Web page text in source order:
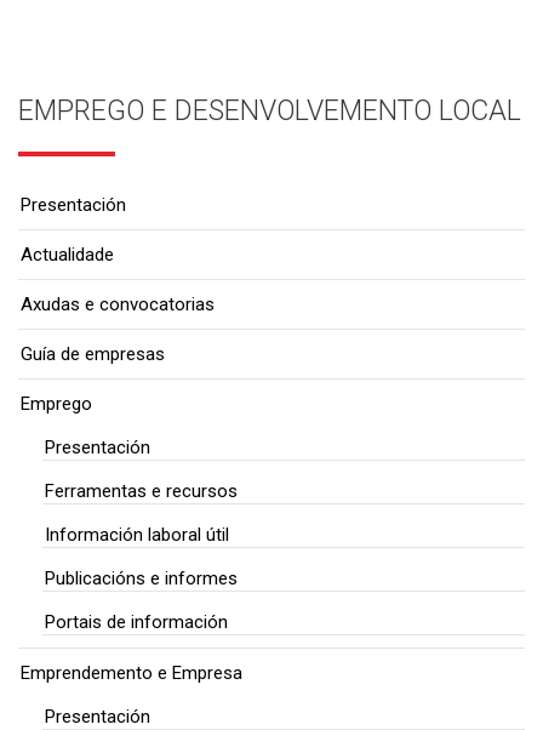
EMPREGO E DESENVOLVEMENTO LOCAL
Presentación
Actualidade
Axudas e convocatorias
Guía de empresas
Emprego
Presentación
Ferramentas e recursos
Información laboral útil
Publicacións e informes
Portais de información
Emprendemento e Empresa
Presentación